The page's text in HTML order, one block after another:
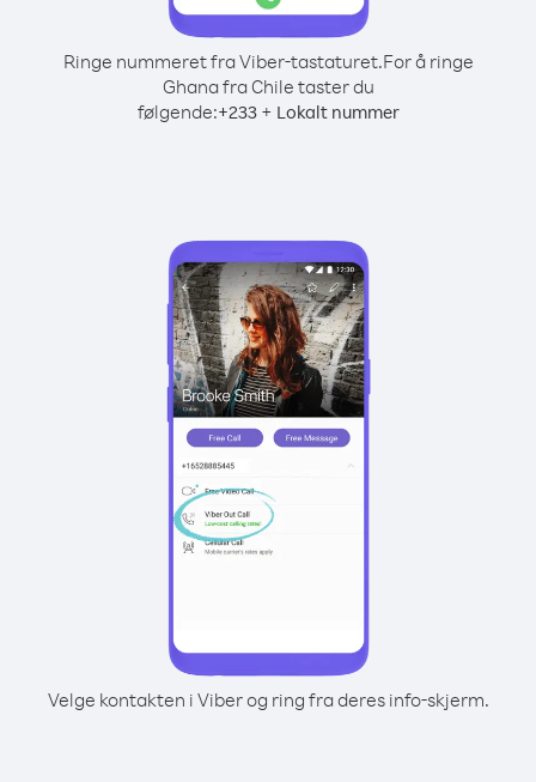
Ringe nummeret fra Viber-tastaturet.For å ringe
Ghana fra Chile taster du
følgende:+233+ Lokalt nummer
Velge kontakten i Viber og ring fra deres info-skjerm.